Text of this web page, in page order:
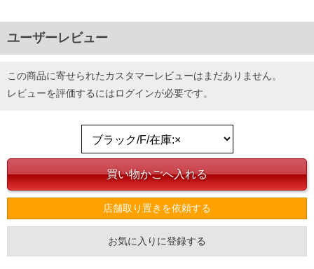
ユーザーレビュー
この商品に寄せられたカスタマーレビューはまだありません。
レビューを評価するにはログインが必要です。
店舗取り置きを依頼する
お気に入りに登録する